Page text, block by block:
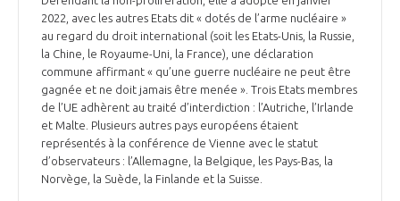
2022, avec les autres Etats dit « dotés de l’arme nucléaire »
au regard du droit international (soit les Etats-Unis, la Russie,
la Chine, le Royaume-Uni, la France), une déclaration
commune affirmant « qu’une guerre nucléaire ne peut être
gagnée et ne doit jamais être menée ». Trois Etats membres
de l’UE adhèrent au traité d’interdiction : l’Autriche, l’Irlande
et Malte. Plusieurs autres pays européens étaient
représentés à la conférence de Vienne avec le statut
d’observateurs : l’Allemagne, la Belgique, les Pays-Bas, la
Norvège, la Suède, la Finlande et la Suisse.